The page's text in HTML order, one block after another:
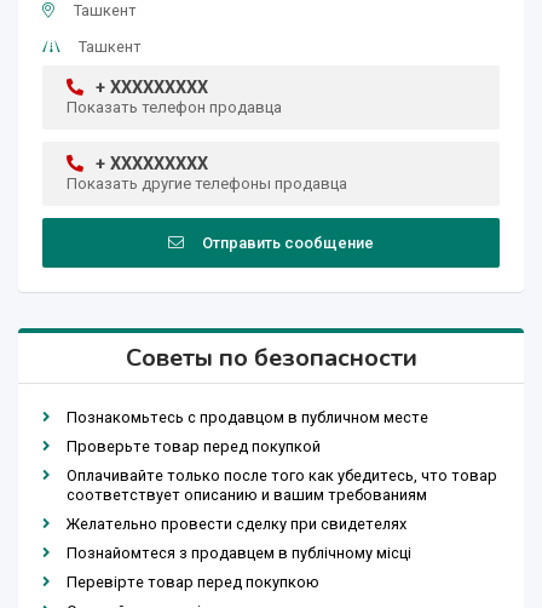
Ташкент
Ташкент
+ XXXXXXXXX
Показать телефон продавца
+ XXXXXXXXX
Показать другие телефоны продавца
Отправить сообщение
Советы по безопасности
Познакомьтесь с продавцом в публичном месте
Проверьте товар перед покупкой
Оплачивайте только после того как убедитесь, что товар
соответствует описанию и вашим требованиям
Желательно провести сделку при свидетелях
Познайомтеся з продавцем в публічному місці
Перевірте товар перед покупкою